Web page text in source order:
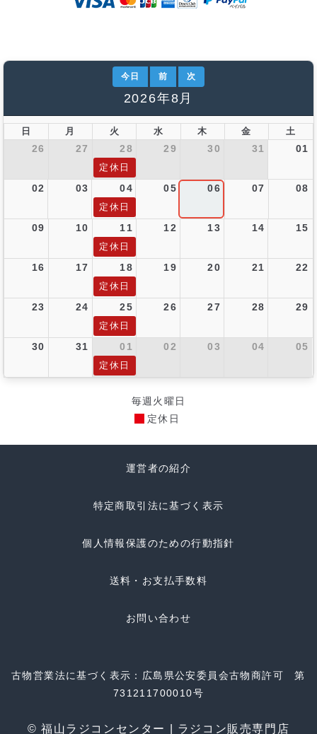
今日 前 次
2026年8月
日 月 火 水 木 金 土
26 27 28 29 30 31 01
定休日
02 03 04 05 06 07 08
定休日
09 10 11 12 13 14 15
定休日
16 17 18 19 20 21 22
定休日
23 24 25 26 27 28 29
定休日
30 31 01 02 03 04 05
定休日
毎週火曜日
定休日
運営者の紹介
特定商取引法に基づく表示
個人情報保護のための行動指針
送料・お支払手数料
お問い合わせ
古物営業法に基づく表示：広島県公安委員会古物商許可 第
731211700010号
© 福山ラジコンセンター | ラジコン販売専門店